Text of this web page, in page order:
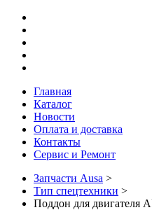
Главная
Каталог
Новости
Оплата и доставка
Контакты
Сервис и Ремонт
Запчасти Ausa >
Тип спецтехники >
Поддон для двигателя